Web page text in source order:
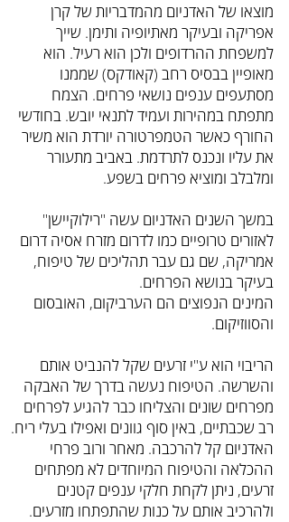
מוצאו של האדניום מהמדבריות של קרן
אפריקה ובעיקר מאתיופיה ותימן. שייך
למשפחת ההרדופים ולכן הוא רעיל. הוא
מאופיין בבסיס רחב (קאודקס) שממנו
מסתעפים ענפים נושאי פרחים. הצמח
מתפתח במהירות ועמיד לתנאי יובש. בחודשי
החורף כאשר הטמפרטורה יורדת הוא משיר
את עליו ונכנס לתרדמת. באביב מתעורר
ומלבלב ומוציא פרחים בשפע.
במשך השנים האדניום עשה "רילוקיישן"
לאזורים טרופיים כמו לדרום מזרח אסיה דרום
אמריקה, שם גם עבר תהליכים של טיפוח,
בעיקר בנושא הפרחים.
המינים הנפוצים הם הערביקום, האובסום
והסווזיקום.
הריבוי הוא ע"י זרעים שקל להנביט אותם
והשרשה. הטיפוח נעשה בדרך של האבקה
מפרחים שונים והצליחו כבר להגיע לפרחים
רב שכבתיים, באין סוף גוונים ואפילו בעלי ריח.
האדניום קל להרכבה. מאחר ורוב פרחי
ההכלאה והטיפוח המיוחדים לא מפתחים
זרעים, ניתן לקחת חלקי ענפים קטנים
ולהרכיב אותם על כנות שהתפתחו מזרעים.